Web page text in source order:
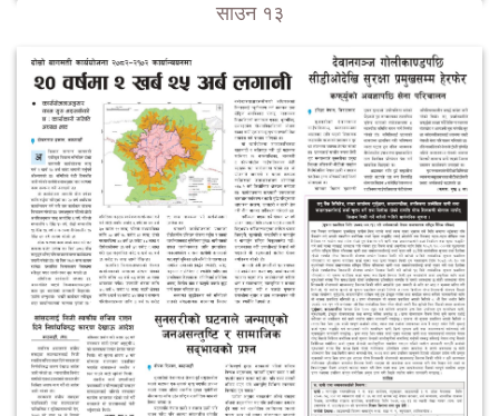
साउन १३